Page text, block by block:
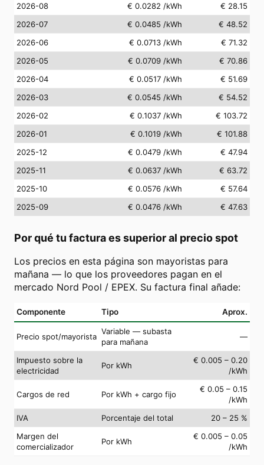
2026-08 € 0.0282 /kWh
€ 28.15
2026-07
€ 0.0485 /kWh
€ 48.52
2026-06
€ 0.0713 /kWh
€ 71.32
2026-05
€ 0.0709 /kWh
€ 70.86
2026-04
€ 0.0517 /kWh
€ 51.69
2026-03
€ 0.0545 /kWh
€ 54.52
2026-02
€ 0.1037 /kWh
€ 103.72
2026-01
€ 0.1019 /kWh
€ 101.88
2025-12
€ 0.0479 /kWh
€ 47.94
2025-11
€ 0.0637 /kWh
€ 63.72
2025-10
€ 0.0576 /kWh
€ 57.64
2025-09
€ 0.0476 /kWh € 47.63
Por qué tu factura es superior al precio spot
Los precios en esta página son mayoristas para
mañana — lo que los proveedores pagan en el
mercado Nord Pool / EPEX. Su factura final añade:
Componente Tipo Aprox.
Precio spot/mayorista
Variable — subasta
para mañana
—
Impuesto sobre la
electricidad
Por kWh
€ 0.005 – 0.20
/kWh
Cargos de red Por kWh + cargo fijo
€ 0.05 – 0.15
/kWh
IVA
Porcentaje del total
20 – 25 %
Margen del
comercializador
Por kWh
€ 0.005 – 0.05
/kWh